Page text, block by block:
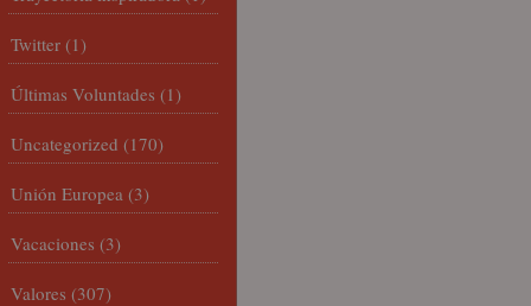
Twitter (1)
Últimas Voluntades (1)
Uncategorized (170)
Unión Europea (3)
Vacaciones (3)
Valores (307)